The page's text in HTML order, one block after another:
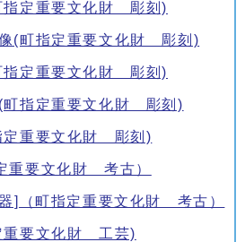
指定重要文化財 彫刻)
(町指定重要文化財 彫刻)
指定重要文化財 彫刻)
町指定重要文化財 彫刻)
定重要文化財 彫刻)
重要文化財 考古）
]（町指定重要文化財 考古）
重要文化財 工芸)